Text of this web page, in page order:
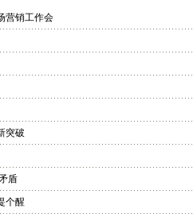
营销工作会
突破
盾
个醒